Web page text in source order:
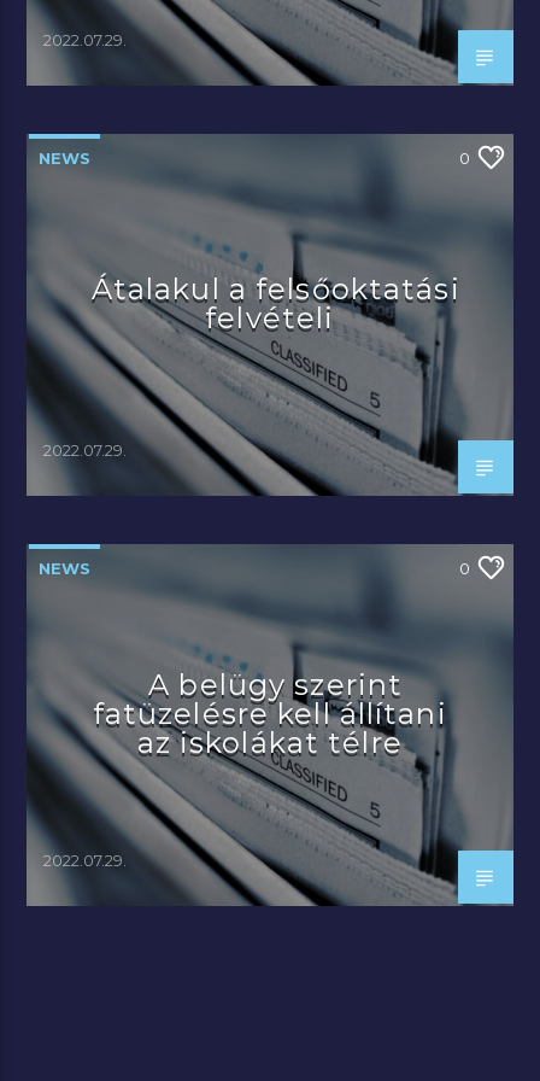
2022.07.29.
NEWS 0
Átalakul a felsőoktatási
felvételi
2022.07.29.
NEWS 0
A belügy szerint
fatüzelésre kell állítani
az iskolákat télre
2022.07.29.